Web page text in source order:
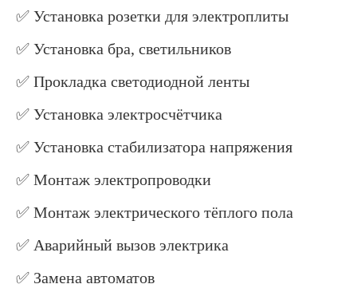
✅️ Установка розетки для электроплиты
✅️ Установка бра, светильников
✅️ Прокладка светодиодной ленты
✅️ Установка электросчётчика
✅️ Установка стабилизатора напряжения
✅️ Монтаж электропроводки
✅️ Монтаж электрического тёплого пола
✅️ Аварийный вызов электрика
✅️ Замена автоматов